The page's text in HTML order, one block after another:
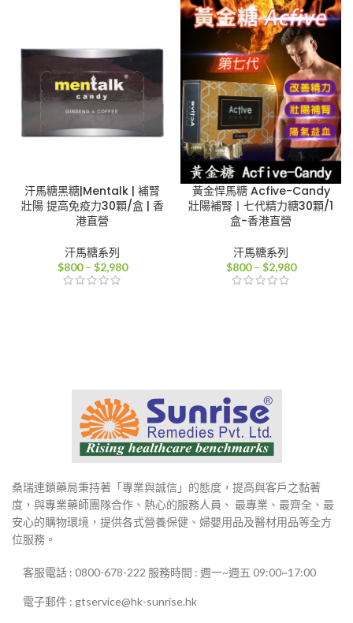
$2,980
圍：
$800
到
$2,980
汗馬糖黑糖|Mentalk | 補腎
壯陽 提高免疫力30顆/盒 | 香
港直營
汗馬糖系列
$800 – $2,980價
黃金悍馬糖 Acfive-Candy
壯陽補腎丨七代精力糖30顆/1
盒-香港直營
汗馬糖系列
$800 – $2,980價
桑瑞連鎖藥局秉持著「專業與誠信」的態度，提高與客戶之黏著
度，與專業藥師團隊合作、熱心的服務人員、 最專業、最齊全、最
安心的購物環境，提供各式營養保健、婦嬰用品及醫材用品等全方
位服務。
客服電話 : 0800-678-222 服務時間 : 週一~週五 09:00~17:00
電子郵件 : gtservice@hk-sunrise.hk